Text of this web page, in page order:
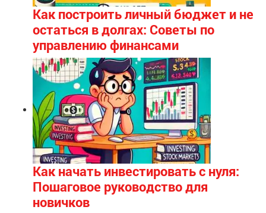
Как построить личный бюджет и не
остаться в долгах: Советы по
управлению финансами
Как начать инвестировать с нуля:
Пошаговое руководство для
новичков